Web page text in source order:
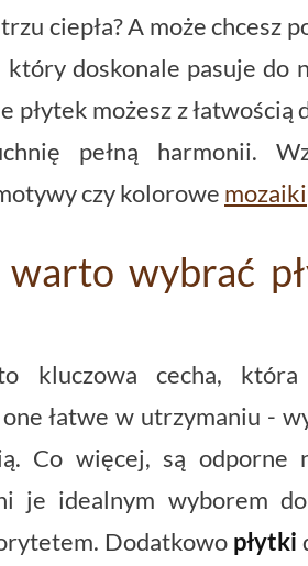
ciepła? A może chcesz
doskonale pasuje do
płytek możesz z
pełną harmonii.
czy kolorowe mozaiki
warto wybrać
to kluczowa cecha,
one łatwe w utrzymaniu -
Co więcej, są odporne
je idealnym wyborem
Dodatkowo płytki